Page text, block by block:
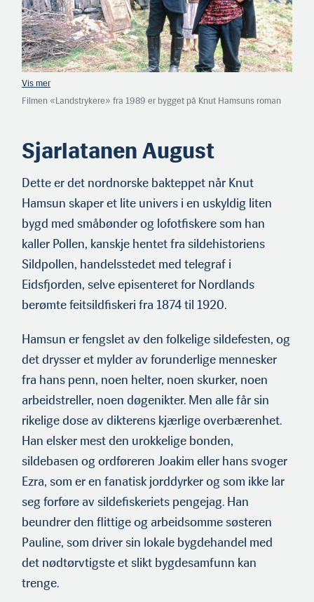
Filmen «Landstrykere» fra 1989 er bygget på Knut Hamsuns roman
Tradisjonelle livsmønstre i det stabile bondesamfunnet ble brutt opp.
Hovedper­sonen August er den rastløse og normløse vandreren,
tros­kyldige representanten for det gamle samfunnet, fascineres av
over den gamle. Filmen, med Helge Jordal i hovedrollen som August,
ble en økonomisk katastrofe. Norsk Film tapte 20 million­er kroner.
Sjarlatanen August
Dette er det nordnorske bakteppet når Knut
Hamsun skaper et lite univers i en uskyldig liten
bygd med småbønder og lofotfiskere som han
kaller Pollen, kanskje hentet fra sildehistoriens
Sildpollen, handelsstedet med telegraf i
Eidsfjorden, selve episenteret for Nordlands
berømte feitsildfiskeri fra 1874 til 1920.
Hamsun er fengslet av den folkelige sildefesten, og
det drysser et mylder av forunderlige mennesker
fra hans penn, noen helter, noen skurker, noen
arbeidstreller, noen døgenikter. Men alle får sin
rikelige dose av dikterens kjærlige overbærenhet.
Han elsker mest den urokkelige bonden,
sildebasen og ordføreren Joakim eller hans svoger
Ezra, som er en fanatisk jorddyrker og som ikke lar
seg forføre av sildefiskeriets pengejag. Han
beundrer den flittige og arbeidsomme søsteren
Pauline, som driver sin lokale bygdehandel med
det nødtørvtigste et slikt bygdesamfunn kan
trenge.